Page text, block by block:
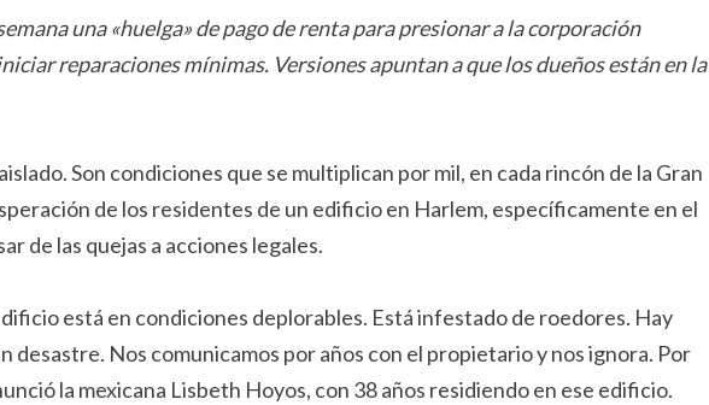
una «huelga» de pago de renta para presionar a la corporación
reparaciones mínimas. Versiones apuntan a que los dueños están en la
Son condiciones que se multiplican por mil, en cada rincón de la Gran
de los residentes de un edificio en Harlem, específicamente en el
de las quejas a acciones legales.
está en condiciones deplorables. Está infestado de roedores. Hay
desastre. Nos comunicamos por años con el propietario y nos ignora. Por
la mexicana Lisbeth Hoyos, con 38 años residiendo en ese edificio.